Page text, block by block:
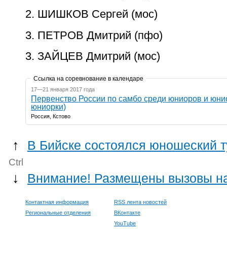
2. ШИШКОВ Сергей (мос)
3. ПЕТРОВ Дмитрий (пфо)
3. ЗАЙЦЕВ Дмитрий (мос)
Ссылка на соревнование в календаре
17—21 января 2017 года
Первенство России по самбо среди юниоров и
юниорки)
Россия, Кстово
↑ В Бийске состоялся юношеский
Ctrl
↓ Внимание! Размещены вызовы на
Контактная информация
Региональные отделения
RSS лента новостей
ВКонтакте
YouTube